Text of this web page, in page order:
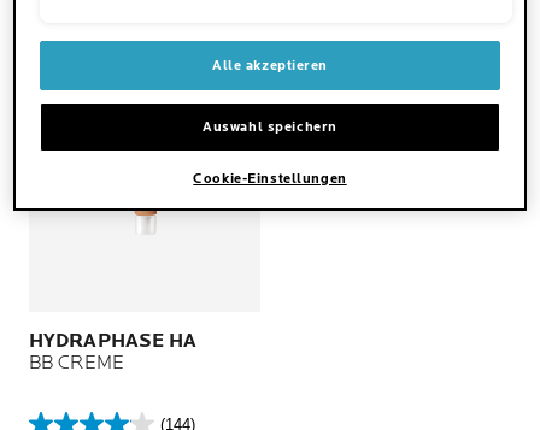
HYDRAPHASE HA
BB CREME
(144)
Alle akzeptieren
Auswahl speichern
Cookie-Einstellungen